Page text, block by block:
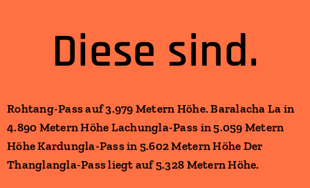
Diese sind.
Rohtang-Pass auf 3.979 Metern Höhe. Baralacha La in
4.890 Metern Höhe Lachungla-Pass in 5.059 Metern
Höhe Kardungla-Pass in 5.602 Metern Höhe Der
Thanglangla-Pass liegt auf 5.328 Metern Höhe.